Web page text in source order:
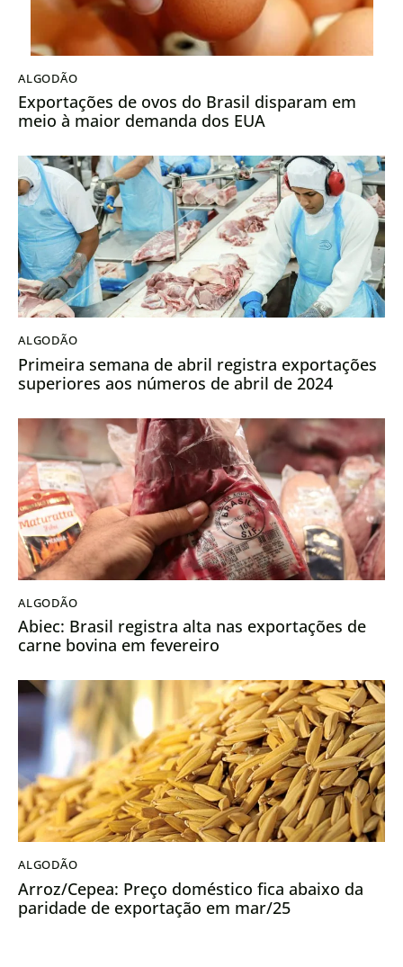
ALGODÃO
Exportações de ovos do Brasil disparam em
meio à maior demanda dos EUA
ALGODÃO
Primeira semana de abril registra exportações
superiores aos números de abril de 2024
ALGODÃO
Abiec: Brasil registra alta nas exportações de
carne bovina em fevereiro
ALGODÃO
Arroz/Cepea: Preço doméstico fica abaixo da
paridade de exportação em mar/25